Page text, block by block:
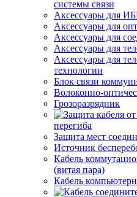
системы связи
Аксессуары для
Аксессуары для
Аксессуары для
Аксессуары для
Аксессуары для
технологии
Блок связи
Волоконно-
Грозоразрядник
перегиба
Защита мест
Источник
Кабель
(витая пара)
Кабель